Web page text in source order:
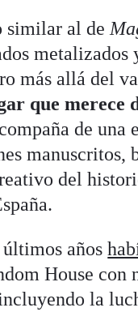
similar al de
más allá del
que merece
de
del
últimos años
House con
la